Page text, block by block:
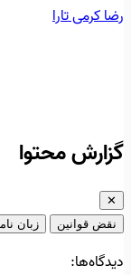
رضا کرمی تارا
گزارش محتوا
✕
نقض قوانین
زبان
دیدگاه‌ها: